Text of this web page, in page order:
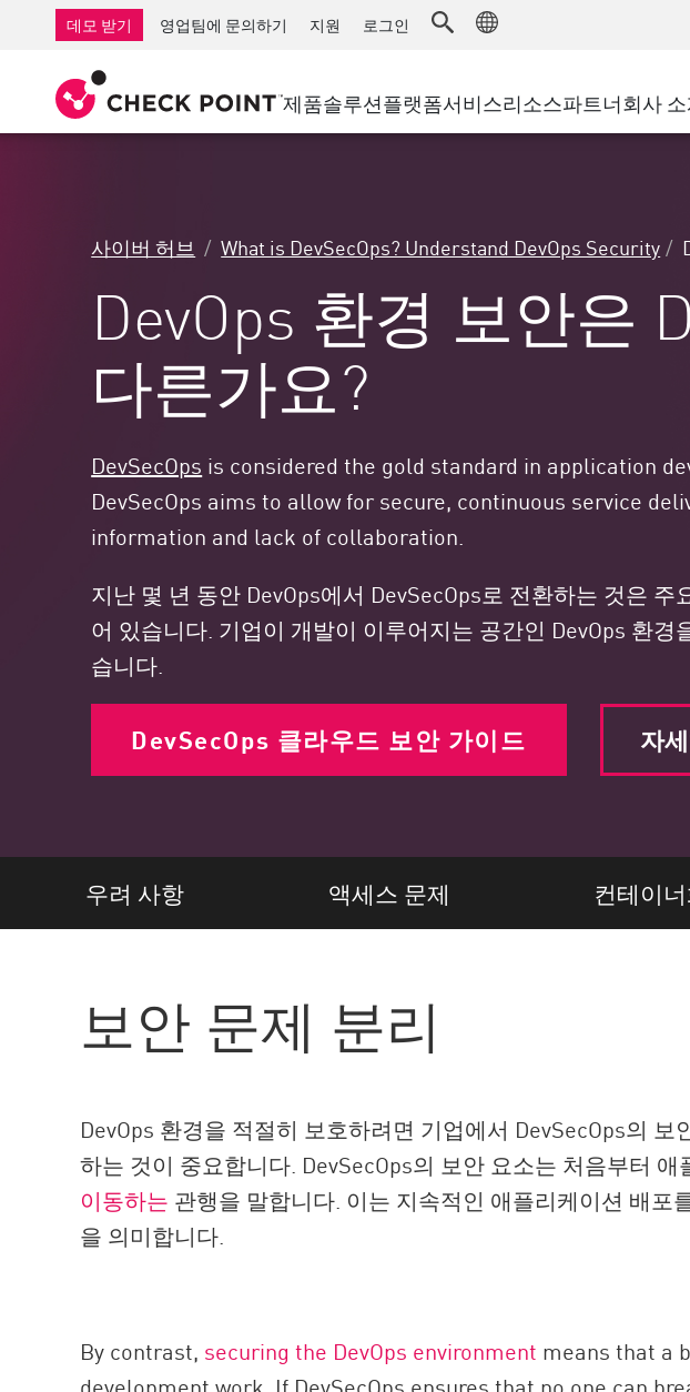
제품
중소기업을 위한 방화벽
산업용 방화벽
SD-WAN
원격 액세스 VPN
Agentic Network Security Orchestration
보안 관리 어플라이언스
AI 기반 보안 관리
업무 공간
모바일
엔드포인트
찾아보기
서비스형 소프트웨어(SaaS)
EXPOSURE MANAGEMENT
위협 인텔리전스
Cyber Asset Attack Surface Management
Workforce AI Security
AI Agent Security
솔루션
AI Network Firewall
AI Runtime Protection
안티 랜섬웨어
IoT 보안 솔루션
보안 접근 서비스 에지(SASE)
Threat Hunting
업종
플랫폼서비스
탐지
응답
서비스형 관리 방화벽
지원 센터
전담 관리 서비스
PRO 지원
리소스이벤트 및 웨비나
파트너Google
회사
데모 받기
영업팀에 문의하기 지원 로그인
사이버 허브 What is DevSecOps? Understand DevOps Security
DevOps 환경 보안은
다른가요?
DevSecOps is considered the gold standard in application
DevSecOps aims to allow for secure, continuous service
information and lack of collaboration.
지난 몇 년 동안 DevOps에서 DevSecOps로 전환하는 것은
어 있습니다. 기업이 개발이 이루어지는 공간인 DevOps 환
습니다.
DevSecOps 클라우드 보안 가이드 자
우려 사항 액세스 문제 컨테이
보안 문제 분리
DevOps 환경을 적절히 보호하려면 기업에서 DevSecOps의
하는 것이 중요합니다. DevSecOps의 보안 요소는 처음부터
이동하는 관행을 말합니다. 이는 지속적인 애플리케이션 배
을 의미합니다.
By contrast, securing the DevOps environment means that a